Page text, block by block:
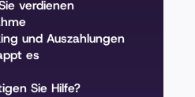
verdienen
und Auszahlungen
es
Sie Hilfe?